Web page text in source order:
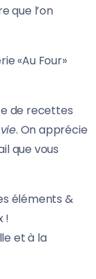
que l’on
«Au Four»
de recettes
. On apprécie
que vous
éléments &
!
et à la